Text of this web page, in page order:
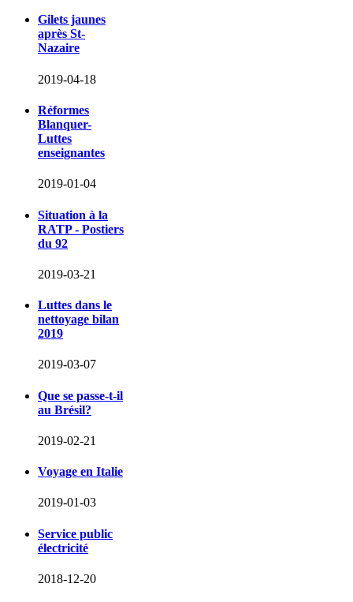
Gilets jaunes
après St-
Nazaire
2019-04-18
Réformes
Blanquer-
Luttes
enseignantes
2019-01-04
Situation à la
RATP - Postiers
du 92
2019-03-21
Luttes dans le
nettoyage bilan
2019
2019-03-07
Que se passe-t-il
au Brésil?
2019-02-21
Voyage en Italie
2019-01-03
Service public
électricité
2018-12-20